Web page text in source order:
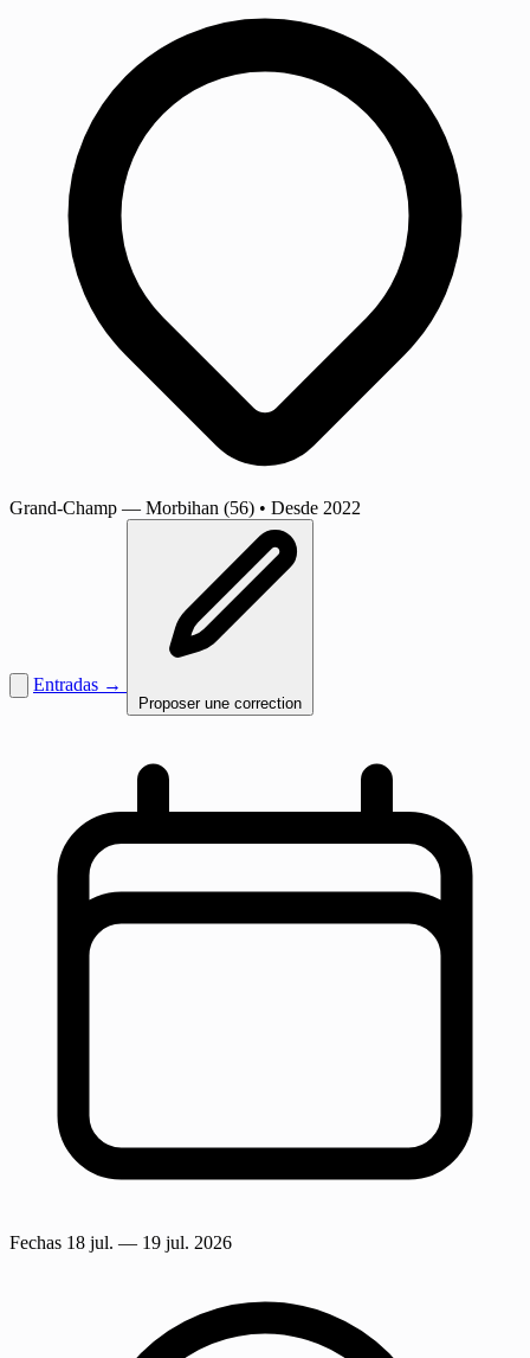
Grand-Champ — Morbihan (56) • Desde 2022
Entradas →
Proposer une correction
Fechas 18 jul. — 19 jul. 2026